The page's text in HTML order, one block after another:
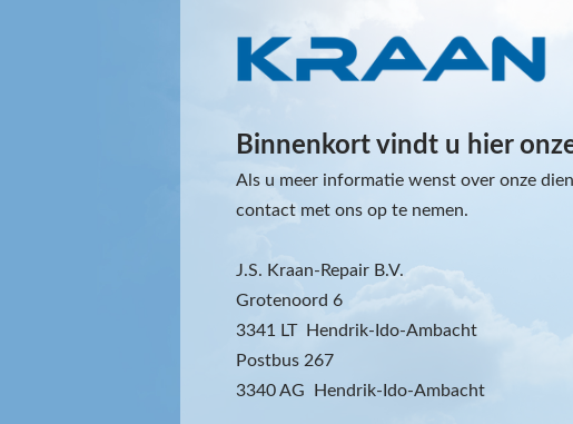
Binnenkort vindt u hier
Als u meer informatie wenst over onze
contact met ons op te nemen.
J.S. Kraan-Repair B.V.
Grotenoord 6
3341 LT Hendrik-Ido-Ambacht
Postbus 267
3340 AG Hendrik-Ido-Ambacht